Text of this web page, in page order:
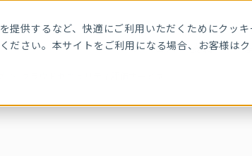
提供するなど、快適にご利用いただくためにクッ
ださい。本サイトをご利用になる場合、お客様はク
サービス・製品